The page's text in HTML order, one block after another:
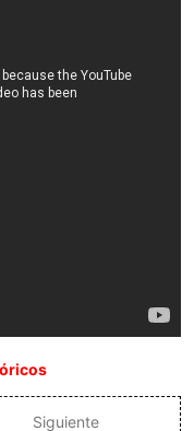
Siguiente